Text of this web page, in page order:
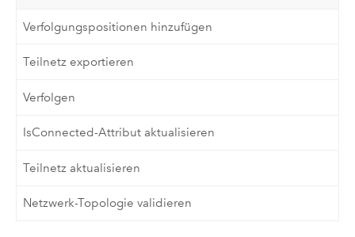
Verfolgungspositionen hinzufügen
Teilnetz exportieren
Verfolgen
IsConnected-Attribut aktualisieren
Teilnetz aktualisieren
Netzwerk-Topologie validieren